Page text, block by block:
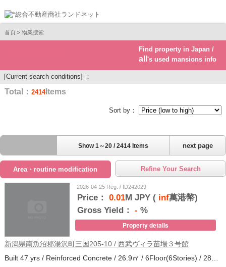
首頁 > 物業搜索
Find property in Japan /
all 's used mansions info
[Current search conditions] ：
Total： 2414Items
Sort by：
next page
Show 1～20 / 2414 Items
Area・routine modification Refine Your Search
2026-04-25 Reg. / ID242029
Price： 0.01M JPY (inf萬港幣)
Gross Yield： - %
Property details
新潟県南魚沼郡湯沢町三国205-10 / 西武ヴィラ苗場３号館